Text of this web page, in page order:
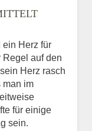
ein Herz für
Regel auf den
Herz rasch
man im
für einige
sein.